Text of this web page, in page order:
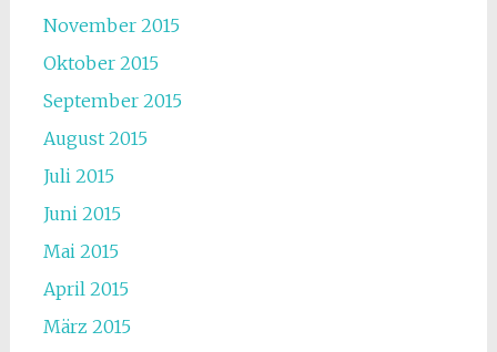
November 2015
Oktober 2015
September 2015
August 2015
Juli 2015
Juni 2015
Mai 2015
April 2015
März 2015